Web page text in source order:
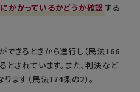
かかっているかどうか確認する
できるときから進行し（民法166
とされています。また、判決など
ます（民法174条の2）。